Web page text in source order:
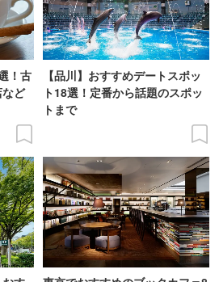
！古
ど
【品川】おすすめデートスポッ
ト18選！定番から話題のスポッ
トまで